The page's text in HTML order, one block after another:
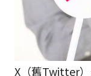
X（舊Twitter